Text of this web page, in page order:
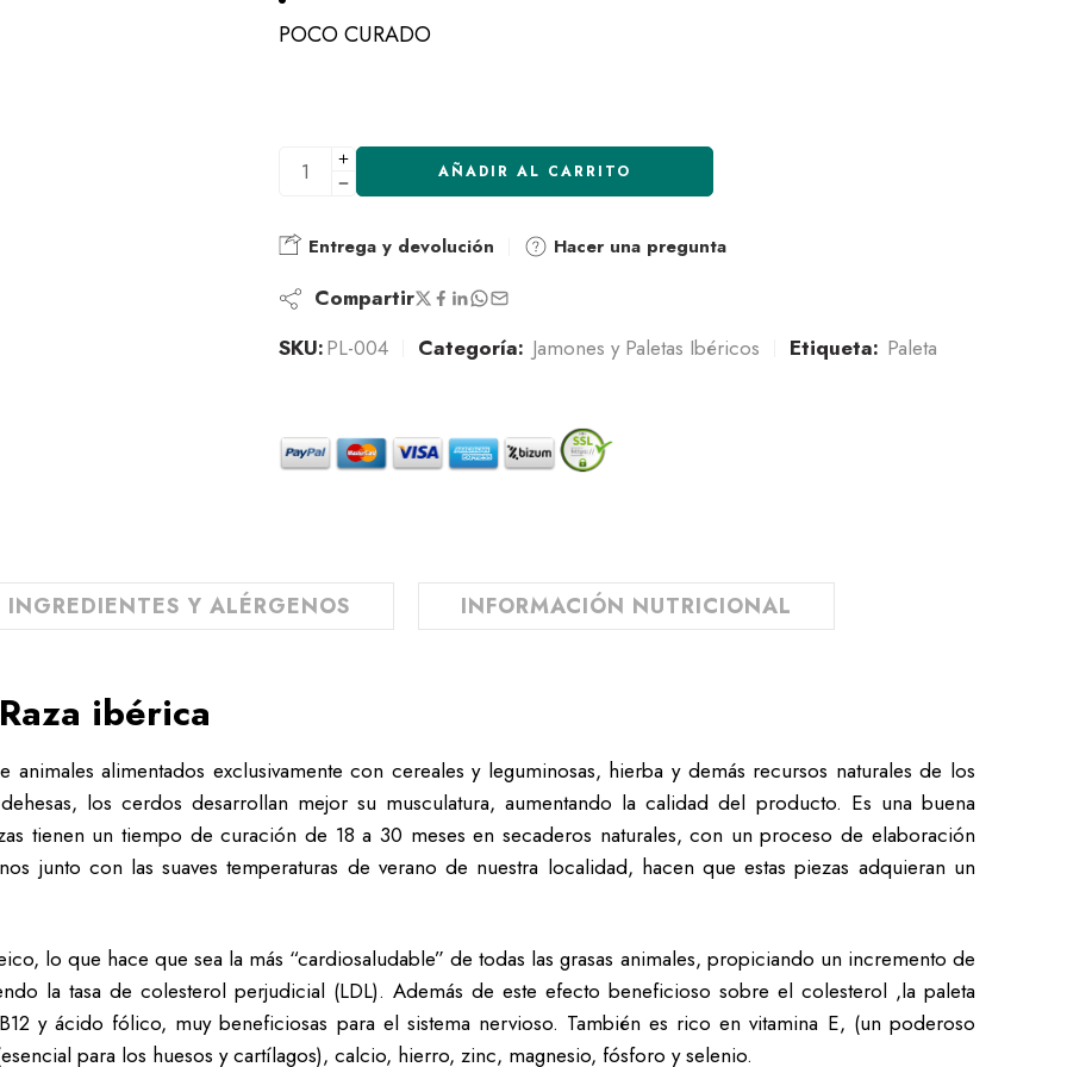
POCO CURADO
AÑADIR AL CARRITO
Entrega y devolución Hacer una pregunta
Compartir
SKU:PL-004 Categoría: Jamones y Paletas Ibéricos Etiqueta: Paleta
INGREDIENTES Y ALÉRGENOS INFORMACIÓN NUTRICIONAL
ibérica
alimentados exclusivamente con cereales y leguminosas, hierba y demás recursos naturales de los
los cerdos desarrollan mejor su musculatura, aumentando la calidad del producto. Es una buena
tienen un tiempo de curación de 18 a 30 meses en secaderos naturales, con un proceso de elaboración
junto con las suaves temperaturas de verano de nuestra localidad, hacen que estas piezas adquieran un
lo que hace que sea la más “cardiosaludable” de todas las grasas animales, propiciando un incremento de
la tasa de colesterol perjudicial (LDL). Además de este efecto beneficioso sobre el colesterol ,la paleta
y ácido fólico, muy beneficiosas para el sistema nervioso. También es rico en vitamina E, (un poderoso
para los huesos y cartílagos), calcio, hierro, zinc, magnesio, fósforo y selenio.